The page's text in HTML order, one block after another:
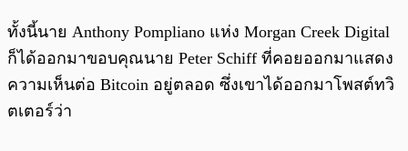
ทั้งนี้นาย Anthony Pompliano แห่ง Morgan Creek Digital
ก็ได้ออกมาขอบคุณนาย Peter Schiff ที่คอยออกมาแสดง
ความเห็นต่อ Bitcoin อยู่ตลอด ซึ่งเขาได้ออกมาโพสต์ทวิ
ตเตอร์ว่า